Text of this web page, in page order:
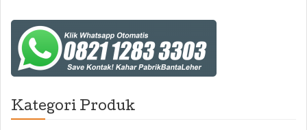
Kategori Produk